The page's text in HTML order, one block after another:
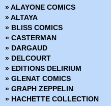
» G.I. Joe
» Kamandi le dernier garçon
» Karaté Kid
» L'Equipe Marvel
» L'Etonnant Spider-man
» L'Incroyable Hulk
» L'Invincible Iron-man
» La Légion des Super Héros
» La Légion des Super Héros
» Le Fantôme
» ALAYONE COMICS
» ALTAYA
» BLISS COMICS
» CASTERMAN
» DARGAUD
» DELCOURT
» EDITIONS DELIRIUM
» GLENAT COMICS
» GRAPH ZEPPELIN
» HACHETTE COLLECTION